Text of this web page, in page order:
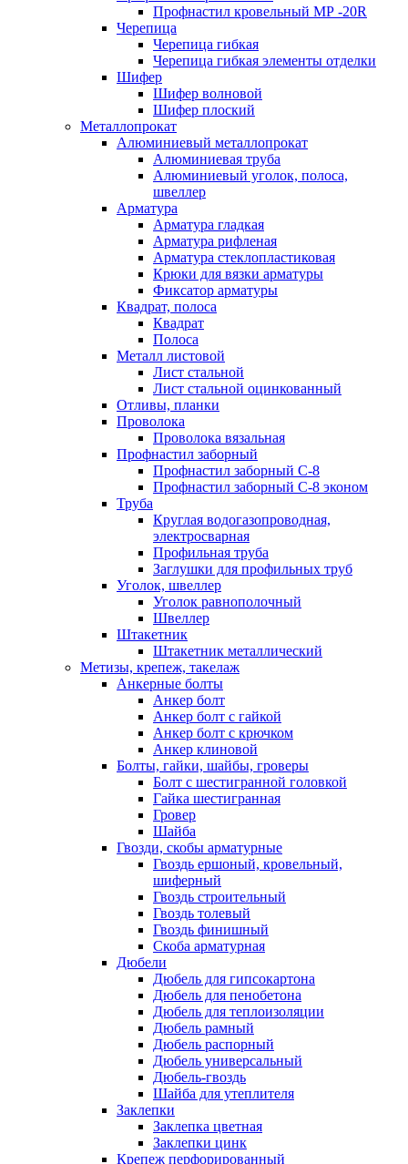
Профнастил кровельный МР -20R
Черепица
Черепица гибкая
Черепица гибкая элементы отделки
Шифер
Шифер волновой
Шифер плоский
Металлопрокат
Алюминиевый металлопрокат
Алюминиевая труба
Алюминиевый уголок, полоса,
швеллер
Арматура
Арматура гладкая
Арматура рифленая
Арматура стеклопластиковая
Крюки для вязки арматуры
Фиксатор арматуры
Квадрат, полоса
Квадрат
Полоса
Металл листовой
Лист стальной
Лист стальной оцинкованный
Отливы, планки
Проволока
Проволока вязальная
Профнастил заборный
Профнастил заборный С-8
Профнастил заборный С-8 эконом
Труба
Круглая водогазопроводная,
электросварная
Профильная труба
Заглушки для профильных труб
Уголок, швеллер
Уголок равнополочный
Швеллер
Штакетник
Штакетник металлический
Метизы, крепеж, такелаж
Анкерные болты
Анкер болт
Анкер болт с гайкой
Анкер болт с крючком
Анкер клиновой
Болты, гайки, шайбы, гроверы
Болт c шестигранной головкой
Гайка шестигранная
Гровер
Шайба
Гвозди, скобы арматурные
Гвоздь ершоный, кровельный,
шиферный
Гвоздь строительный
Гвоздь толевый
Гвоздь финишный
Скоба арматурная
Дюбели
Дюбель для гипсокартона
Дюбель для пенобетона
Дюбель для теплоизоляции
Дюбель рамный
Дюбель распорный
Дюбель универсальный
Дюбель-гвоздь
Шайба для утеплителя
Заклепки
Заклепка цветная
Заклепки цинк
Крепеж перфорированный